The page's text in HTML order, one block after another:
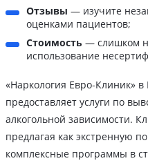
Отзывы — изучите
оценками пациентов;
Стоимость — слишком
использование
«Наркология Евро-Клиник» в
предоставляет услуги по
алкогольной зависимости.
предлагая как экстренную
комплексные программы в